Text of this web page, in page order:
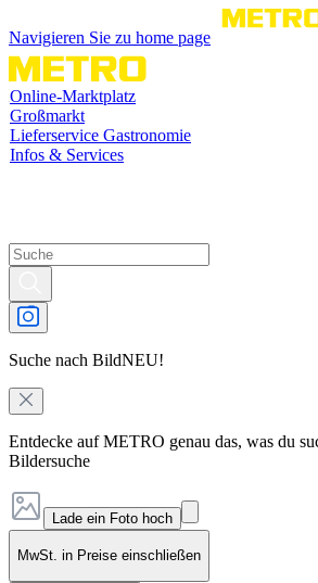
Navigieren Sie zu home page
Online-Marktplatz
Großmarkt
Lieferservice Gastronomie
Infos & Services
Suche nach BildNEU!
Entdecke auf METRO genau das, was du
Bildersuche
Lade ein Foto hoch
MwSt. in Preise einschließen